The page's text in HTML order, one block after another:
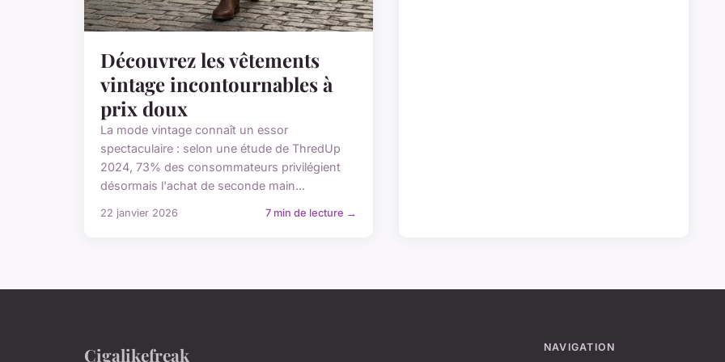
Découvrez les vêtements
vintage incontournables à
prix doux
La mode vintage connaît un essor
spectaculaire : selon une étude de ThredUp
2024, 73% des consommateurs privilégient
désormais l'achat de seconde main...
22 janvier 2026 7 min de lecture →
Cigalikefreak NAVIGATION